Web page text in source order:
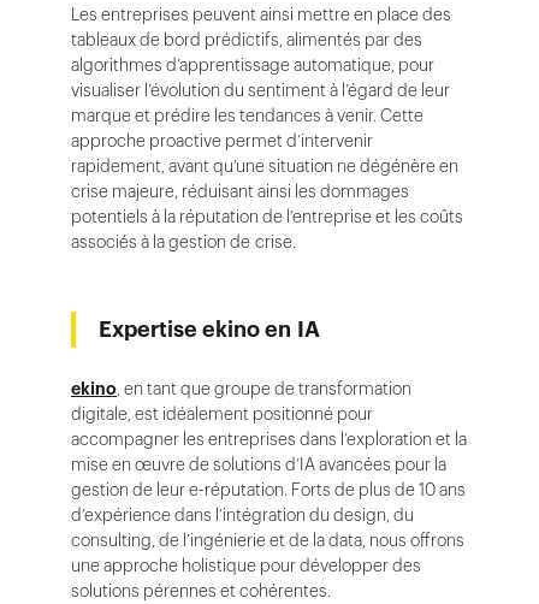
Les entreprises peuvent ainsi mettre en place des
tableaux de bord prédictifs, alimentés par des
algorithmes d’apprentissage automatique, pour
visualiser l’évolution du sentiment à l’égard de leur
marque et prédire les tendances à venir. Cette
approche proactive permet d’intervenir
rapidement, avant qu’une situation ne dégénère en
crise majeure, réduisant ainsi les dommages
potentiels à la réputation de l’entreprise et les coûts
associés à la gestion de crise.
Expertise ekino en IA
ekino, en tant que groupe de transformation
digitale, est idéalement positionné pour
accompagner les entreprises dans l’exploration et la
mise en œuvre de solutions d’IA avancées pour la
gestion de leur e-réputation. Forts de plus de 10 ans
d’expérience dans l’intégration du design, du
consulting, de l’ingénierie et de la data, nous offrons
une approche holistique pour développer des
solutions pérennes et cohérentes.